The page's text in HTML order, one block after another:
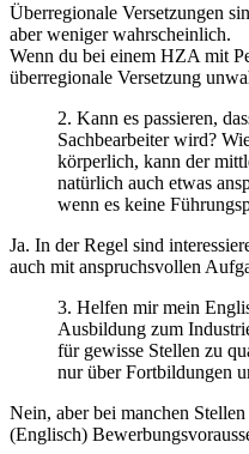
Überregionale Versetzungen
aber weniger wahrscheinlich.
Wenn du bei einem HZA mit
überregionale Versetzung
2. Kann es passieren,
Sachbearbeiter wird?
körperlich, kann der
natürlich auch etwas
wenn es keine
Ja. In der Regel sind
auch mit anspruchsvollen
3. Helfen mir mein
Ausbildung zum
für gewisse Stellen zu
nur über Fortbildungen
Nein, aber bei manchen
(Englisch)